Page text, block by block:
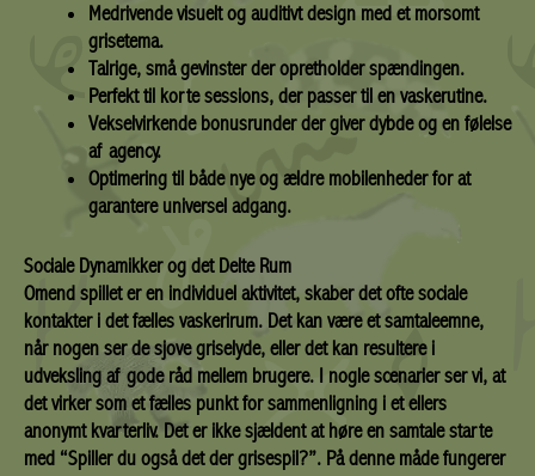
Medrivende visuelt og auditivt design med et morsomt
grisetema.
Talrige, små gevinster der opretholder spændingen.
Perfekt til korte sessions, der passer til en vaskerutine.
Vekselvirkende bonusrunder der giver dybde og en følelse
af agency.
Optimering til både nye og ældre mobilenheder for at
garantere universel adgang.
Sociale Dynamikker og det Delte Rum
Omend spillet er en individuel aktivitet, skaber det ofte sociale
kontakter i det fælles vaskerirum. Det kan være et samtaleemne,
når nogen ser de sjove griselyde, eller det kan resultere i
udveksling af gode råd mellem brugere. I nogle scenarier ser vi, at
det virker som et fælles punkt for sammenligning i et ellers
anonymt kvarterliv. Det er ikke sjældent at høre en samtale starte
med “Spiller du også det der grisespil?”. På denne måde fungerer